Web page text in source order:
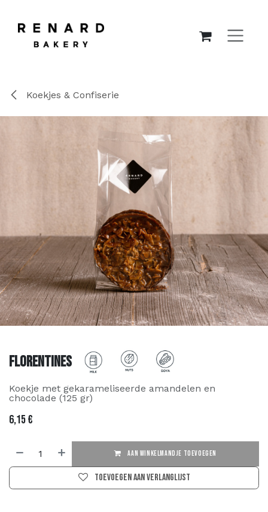
Koekjes & Confiserie
Florentines
Koekje met gekarameliseerde amandelen en
chocolade (125 gr)
6,15€
AAN WINKELMANDJE TOEVOEGEN
Toevoegen aan verlanglijst